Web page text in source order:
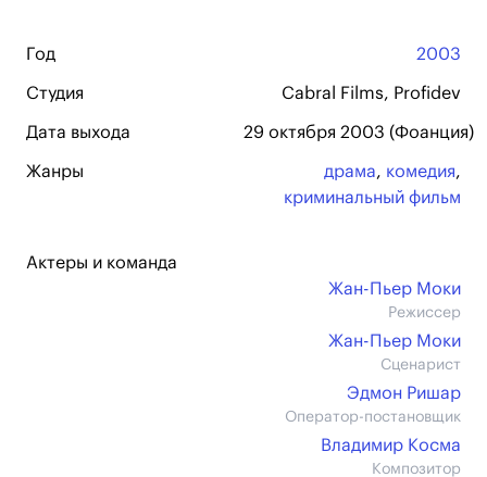
Год 2003
Студия Cabral Films, Profidev
Дата выхода 29 октября 2003 (Фоанция)
Жанры драма, комедия,
криминальный фильм
Актеры и команда
Жан-Пьер Моки
Режиссер
Жан-Пьер Моки
Сценарист
Эдмон Ришар
Оператор-постановщик
Владимир Косма
Композитор